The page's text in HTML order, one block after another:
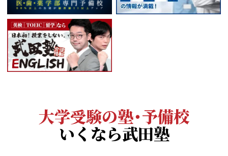
大学受験の塾・予備校
いくなら武田塾